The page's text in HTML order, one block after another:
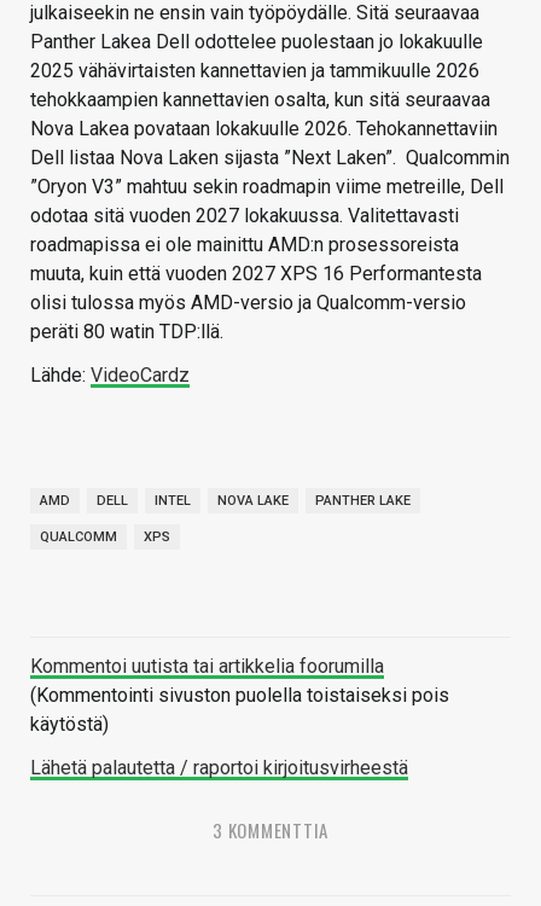
julkaiseekin ne ensin vain työpöydälle. Sitä seuraavaa
Panther Lakea Dell odottelee puolestaan jo lokakuulle
2025 vähävirtaisten kannettavien ja tammikuulle 2026
tehokkaampien kannettavien osalta, kun sitä seuraavaa
Nova Lakea povataan lokakuulle 2026. Tehokannettaviin
Dell listaa Nova Laken sijasta ”Next Laken”. Qualcommin
”Oryon V3” mahtuu sekin roadmapin viime metreille, Dell
odotaa sitä vuoden 2027 lokakuussa. Valitettavasti
roadmapissa ei ole mainittu AMD:n prosessoreista
muuta, kuin että vuoden 2027 XPS 16 Performantesta
olisi tulossa myös AMD-versio ja Qualcomm-versio
peräti 80 watin TDP:llä.
Lähde: VideoCardz
AMD DELL INTEL NOVA LAKE PANTHER LAKE
QUALCOMM XPS
Kommentoi uutista tai artikkelia foorumilla
(Kommentointi sivuston puolella toistaiseksi pois
käytöstä)
Lähetä palautetta / raportoi kirjoitusvirheestä
3 KOMMENTTIA